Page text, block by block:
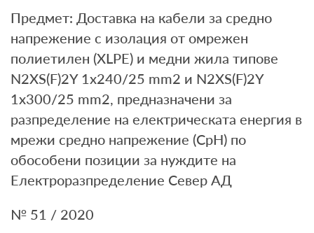
Предмет: Доставка на кабели за средно
напрежение с изолация от омрежен
полиетилен (XLPE) и медни жила типове
N2XS(F)2Y 1x240/25 mm2 и N2XS(F)2Y
1x300/25 mm2, предназначени за
разпределение на електрическата енергия в
мрежи средно напрежение (СрН) по
обособени позиции за нуждите на
Електроразпределение Север АД
№ 51 / 2020